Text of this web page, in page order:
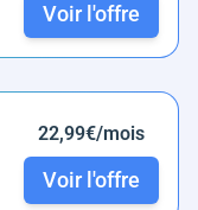
Voir l'offre
22,99€/mois
Voir l'offre